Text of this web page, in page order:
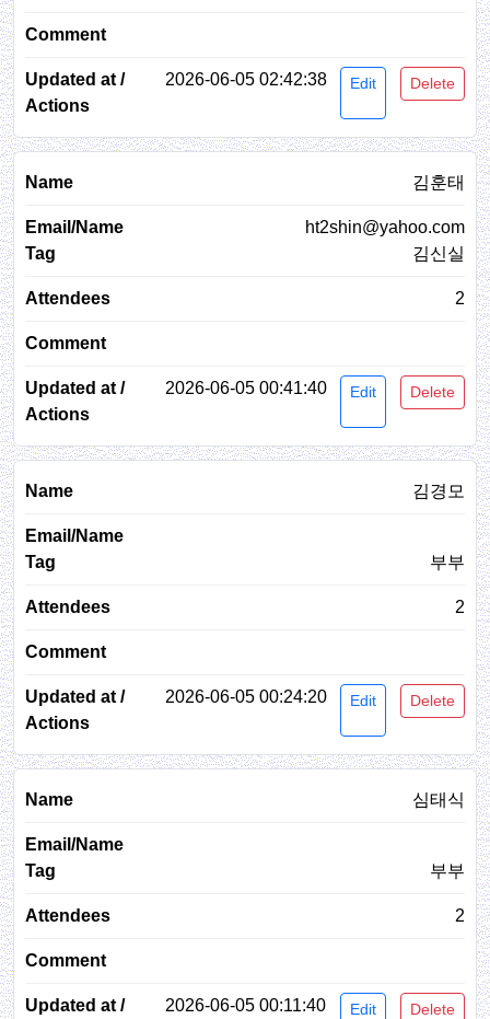
2026-06-05 02:42:38 Edit Delete
김훈태
ht2shin@yahoo.com
김신실
2
2026-06-05 00:41:40 Edit Delete
김경모
부부
2
2026-06-05 00:24:20 Edit Delete
심태식
부부
2
2026-06-05 00:11:40 Edit Delete